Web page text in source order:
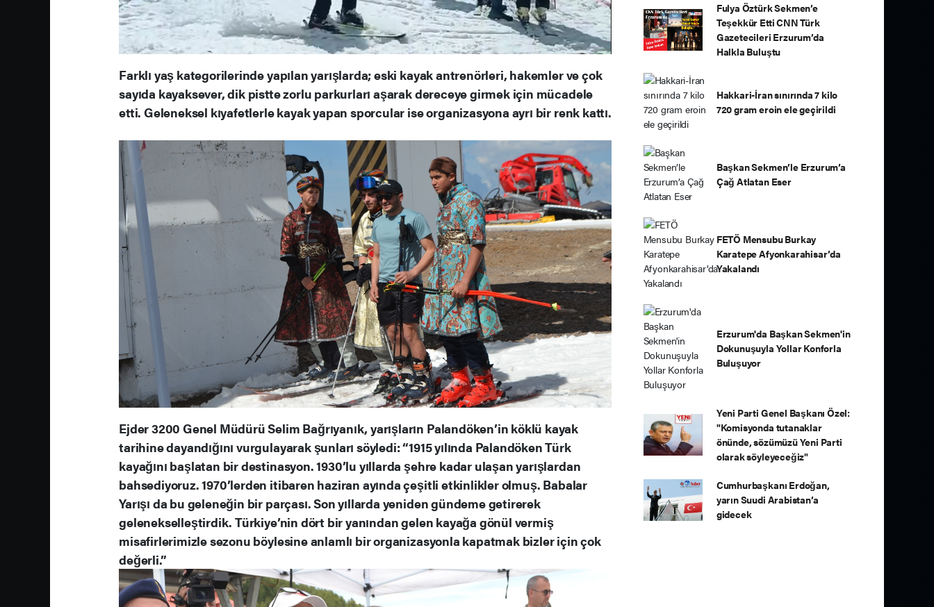
Farklı yaş kategorilerinde yapılan yarışlarda; eski kayak antrenörleri, hakemler ve çok
sayıda kayaksever, dik pistte zorlu parkurları aşarak dereceye girmek için mücadele
etti. Geleneksel kıyafetlerle kayak yapan sporcular ise organizasyona ayrı bir renk kattı.
Ejder 3200 Genel Müdürü Selim Bağrıyanık, yarışların Palandöken’in köklü kayak
tarihine dayandığını vurgulayarak şunları söyledi: “1915 yılında Palandöken Türk
kayağını başlatan bir destinasyon. 1930’lu yıllarda şehre kadar ulaşan yarışlardan
bahsediyoruz. 1970’lerden itibaren haziran ayında çeşitli etkinlikler olmuş. Babalar
Yarışı da bu geleneğin bir parçası. Son yıllarda yeniden gündeme getirerek
gelenekselleştirdik. Türkiye’nin dört bir yanından gelen kayağa gönül vermiş
misafirlerimizle sezonu böylesine anlamlı bir organizasyonla kapatmak bizler için çok
değerli.”
Fulya Öztürk Sekmen’e
Teşekkür Etti CNN Türk
Gazetecileri Erzurum’da
Halkla Buluştu
Hakkari-İran sınırında 7 kilo
720 gram eroin ele geçirildi
Başkan Sekmen’le Erzurum’a
Çağ Atlatan Eser
FETÖ Mensubu Burkay
Karatepe Afyonkarahisar’da
Yakalandı
Erzurum'da Başkan Sekmen'in
Dokunuşuyla Yollar Konforla
Buluşuyor
Yeni Parti Genel Başkanı Özel:
"Komisyonda tutanaklar
önünde, sözümüzü Yeni Parti
olarak söyleyeceğiz"
Cumhurbaşkanı Erdoğan,
yarın Suudi Arabistan’a
gidecek